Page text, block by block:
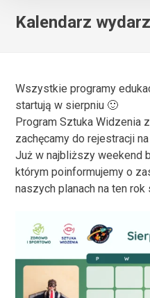
Kalendarz
Wszystkie programy
startują w sierpniu 🙂
Program Sztuka Widzenia
zachęcamy do rejestracji
Już w najbliższy weekend
którym poinformujemy o
naszych planach na ten rok